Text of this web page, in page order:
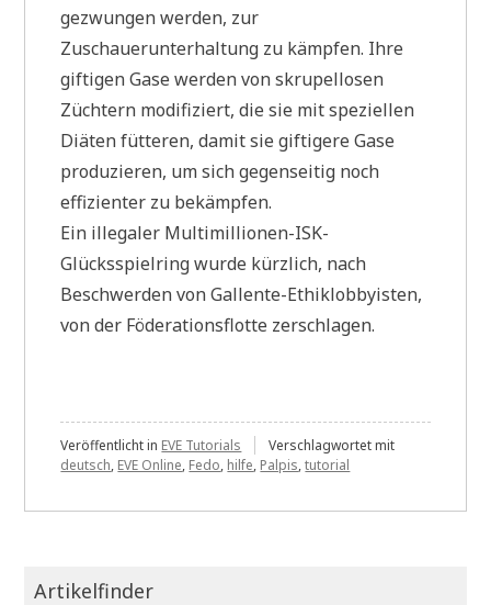
gezwungen werden, zur
Zuschauerunterhaltung zu kämpfen. Ihre
giftigen Gase werden von skrupellosen
Züchtern modifiziert, die sie mit speziellen
Diäten fütteren, damit sie giftigere Gase
produzieren, um sich gegenseitig noch
effizienter zu bekämpfen.
Ein illegaler Multimillionen-ISK-
Glücksspielring wurde kürzlich, nach
Beschwerden von Gallente-Ethiklobbyisten,
von der Föderationsflotte zerschlagen.
Veröffentlicht in EVE Tutorials
Verschlagwortet mit
deutsch, EVE Online, Fedo, hilfe, Palpis,tutorial
Artikelfinder